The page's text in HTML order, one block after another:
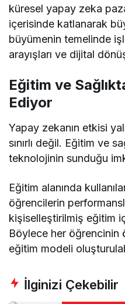
küresel yapay zeka
içerisinde katlanarak
büyümenin temelinde
arayışları ve dijital
Eğitim ve
Ediyor
Yapay zekanın etkisi
sınırlı değil. Eğitim ve
teknolojinin sunduğu
Eğitim alanında
öğrencilerin
kişiselleştirilmiş eğitim
Böylece her öğrencinin
eğitim modeli
İlginizi Çekebilir